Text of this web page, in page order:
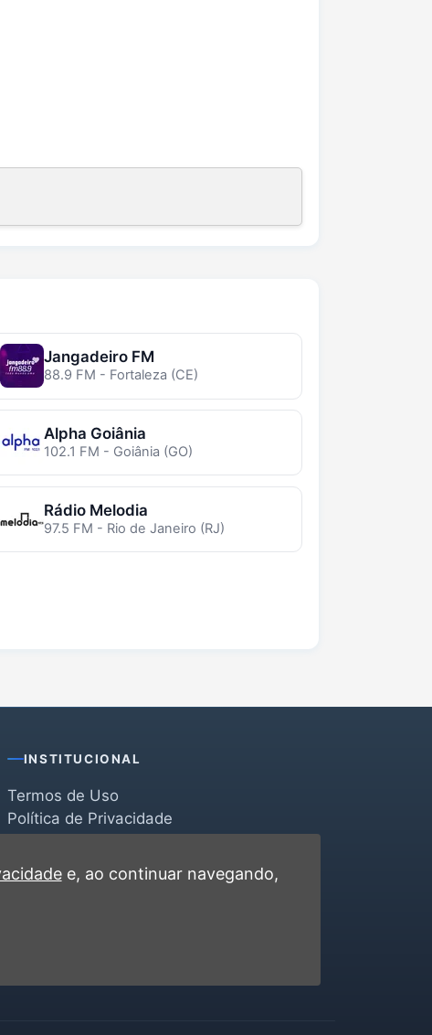
Jangadeiro FM
88.9 FM - Fortaleza (CE)
Alpha Goiânia
102.1 FM - Goiânia (GO)
Rádio Melodia
97.5 FM - Rio de Janeiro (RJ)
INSTITUCIONAL
Termos de Uso
Política de Privacidade
Contato e, ao continuar navegando,